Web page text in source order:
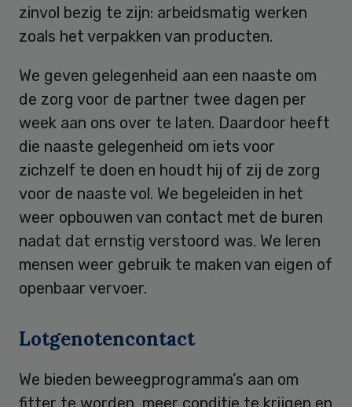
zinvol bezig te zijn: arbeidsmatig werken
zoals het verpakken van producten.
We geven gelegenheid aan een naaste om
de zorg voor de partner twee dagen per
week aan ons over te laten. Daardoor heeft
die naaste gelegenheid om iets voor
zichzelf te doen en houdt hij of zij de zorg
voor de naaste vol. We begeleiden in het
weer opbouwen van contact met de buren
nadat dat ernstig verstoord was. We leren
mensen weer gebruik te maken van eigen of
openbaar vervoer.
Lotgenotencontact
We bieden beweegprogramma’s aan om
fitter te worden, meer conditie te krijgen en